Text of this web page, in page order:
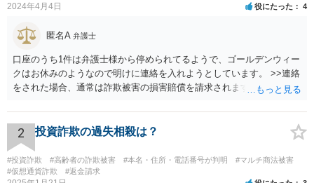
2024年4月4日 役にたった 4
匿名A 弁護士
口座のうち1件は弁護士様から停められてるようで、ゴールデンウィー
クはお休みのようなので明けに連絡を入れようとしています。 >>連絡
をされた場合、通常は詐欺被害の損害賠償を請求されますのでご留意
2 投資詐欺の過失相殺は？
#投資詐欺 #高齢者の詐欺被害 #本名・住所・電話番号が判明
#マルチ商法被害
#仮想通貨詐欺
#返金請求